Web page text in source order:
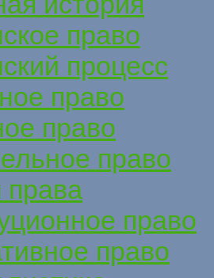
право
процесс
право
право
право
права
право
право